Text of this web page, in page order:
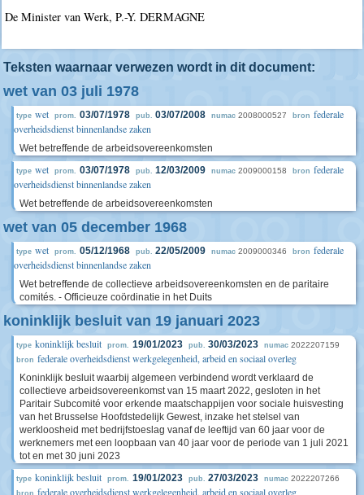
De Minister van Werk, P.-Y. DERMAGNE
Teksten waarnaar verwezen wordt in dit document:
wet van 03 juli 1978
type wet prom. 03/07/1978 pub. 03/07/2008 numac 2008000527 bron federale
overheidsdienst binnenlandse zaken
Wet betreffende de arbeidsovereenkomsten
type wet prom. 03/07/1978 pub. 12/03/2009 numac 2009000158 bron federale
overheidsdienst binnenlandse zaken
Wet betreffende de arbeidsovereenkomsten
wet van 05 december 1968
type wet prom. 05/12/1968 pub. 22/05/2009 numac 2009000346 bron federale
overheidsdienst binnenlandse zaken
Wet betreffende de collectieve arbeidsovereenkomsten en de paritaire
comités. - Officieuze coördinatie in het Duits
koninklijk besluit van 19 januari 2023
type koninklijk besluit prom. 19/01/2023 pub. 30/03/2023 numac 2022207159
bron federale overheidsdienst werkgelegenheid, arbeid en sociaal overleg
Koninklijk besluit waarbij algemeen verbindend wordt verklaard de
collectieve arbeidsovereenkomst van 15 maart 2022, gesloten in het
Paritair Subcomité voor erkende maatschappijen voor sociale huisvesting
van het Brusselse Hoofdstedelijk Gewest, inzake het stelsel van
werkloosheid met bedrijfstoeslag vanaf de leeftijd van 60 jaar voor de
werknemers met een loopbaan van 40 jaar voor de periode van 1 juli 2021
tot en met 30 juni 2023
type koninklijk besluit prom. 19/01/2023 pub. 27/03/2023 numac 2022207266
federale overheidsdienst werkgelegenheid, arbeid en sociaal overleg